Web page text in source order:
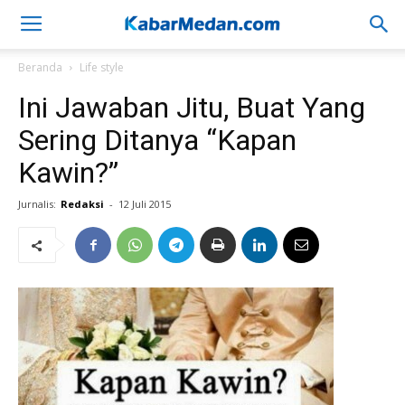
Beranda Life style
Ini Jawaban Jitu, Buat Yang
Sering Ditanya “Kapan
Kawin?”
Jurnalis: Redaksi - 12 Juli 2015